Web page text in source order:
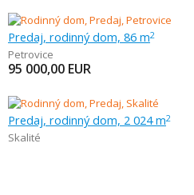
Predaj, rodinný dom, 86 m2
Petrovice
95 000,00 EUR
Predaj, rodinný dom, 2 024 m2
Skalité